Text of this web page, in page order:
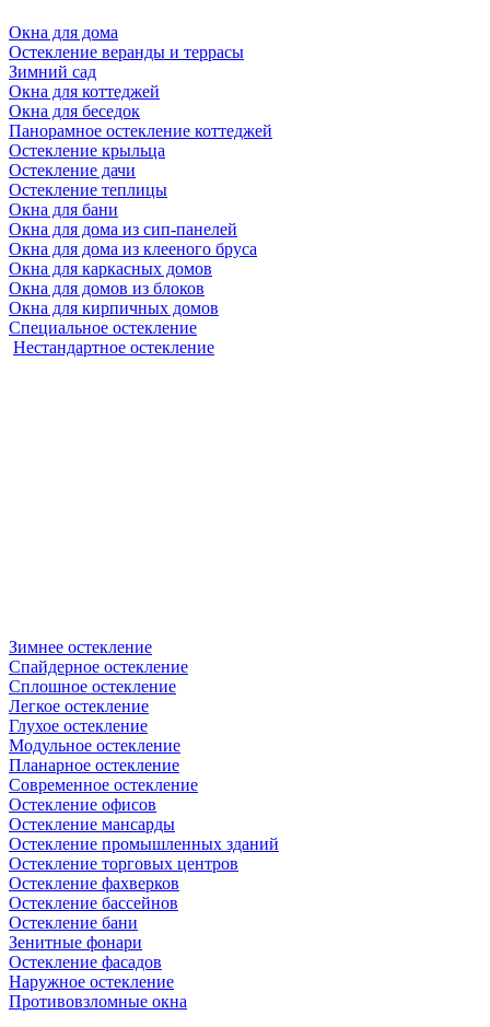
Окна для дома
Остекление веранды и террасы
Зимний сад
Окна для коттеджей
Окна для беседок
Панорамное остекление коттеджей
Остекление крыльца
Остекление дачи
Остекление теплицы
Окна для бани
Окна для дома из сип-панелей
Окна для дома из клееного бруса
Окна для каркасных домов
Окна для домов из блоков
Окна для кирпичных домов
Специальное остекление
Нестандартное остекление
Зимнее остекление
Спайдерное остекление
Сплошное остекление
Легкое остекление
Глухое остекление
Модульное остекление
Планарное остекление
Современное остекление
Остекление офисов
Остекление мансарды
Остекление промышленных зданий
Остекление торговых центров
Остекление фахверков
Остекление бассейнов
Остекление бани
Зенитные фонари
Остекление фасадов
Наружное остекление
Противовзломные окна